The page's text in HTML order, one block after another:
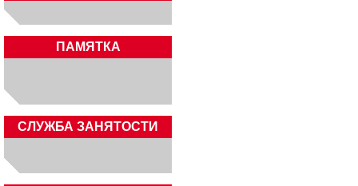
ПАМЯТКА
CЛУЖБА ЗАНЯТОСТИ